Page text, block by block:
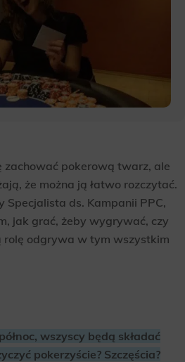
zachować pokerową twarz, ale
że można ją łatwo rozczytać.
Specjalista ds. Kampanii PPC,
jak grać, żeby wygrywać, czy
odgrywa w tym wszystkim
wszyscy będą składać
pokerzyście? Szczęścia?